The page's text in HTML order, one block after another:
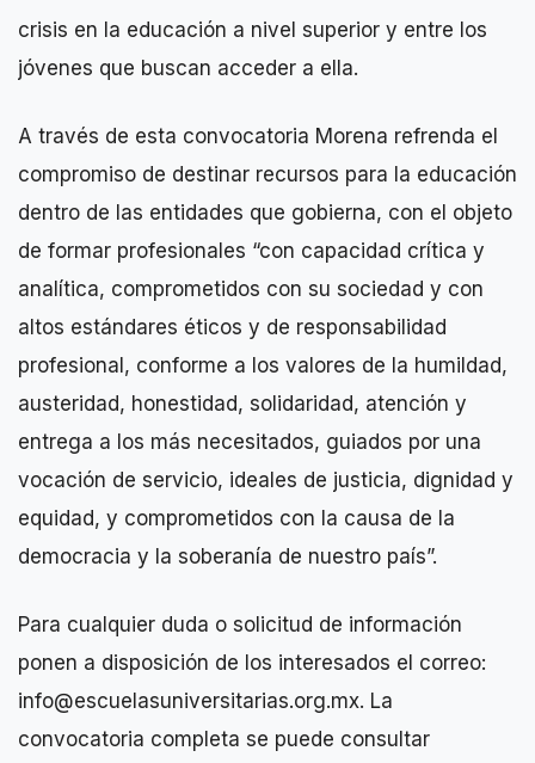
crisis en la educación a nivel superior y entre los
jóvenes que buscan acceder a ella.
A través de esta convocatoria Morena refrenda el
compromiso de destinar recursos para la educación
dentro de las entidades que gobierna, con el objeto
de formar profesionales “con capacidad crítica y
analítica, comprometidos con su sociedad y con
altos estándares éticos y de responsabilidad
profesional, conforme a los valores de la humildad,
austeridad, honestidad, solidaridad, atención y
entrega a los más necesitados, guiados por una
vocación de servicio, ideales de justicia, dignidad y
equidad, y comprometidos con la causa de la
democracia y la soberanía de nuestro país”.
Para cualquier duda o solicitud de información
ponen a disposición de los interesados el correo:
info@escuelasuniversitarias.org.mx. La
convocatoria completa se puede consultar